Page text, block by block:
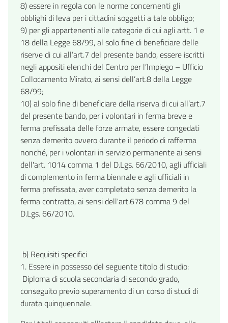
8) essere in regola con le norme concernenti gli
obblighi di leva per i cittadini soggetti a tale obbligo;
9) per gli appartenenti alle categorie di cui agli artt. 1 e
18 della Legge 68/99, al solo fine di beneficiare delle
riserve di cui all’art.7 del presente bando, essere iscritti
negli appositi elenchi del Centro per l’Impiego – Ufficio
Collocamento Mirato, ai sensi dell’art.8 della Legge
68/99;
10) al solo fine di beneficiare della riserva di cui all’art.7
del presente bando, per i volontari in ferma breve e
ferma prefissata delle forze armate, essere congedati
senza demerito ovvero durante il periodo di rafferma
nonché, per i volontari in servizio permanente ai sensi
dell'art. 1014 comma 1 del D.Lgs. 66/2010, agli ufficiali
di complemento in ferma biennale e agli ufficiali in
ferma prefissata, aver completato senza demerito la
ferma contratta, ai sensi dell'art.678 comma 9 del
D.Lgs. 66/2010.
b) Requisiti specifici
1. Essere in possesso del seguente titolo di studio:
Diploma di scuola secondaria di secondo grado,
conseguito previo superamento di un corso di studi di
durata quinquennale.